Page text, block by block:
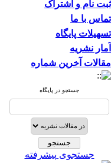
ثبت نام و اشتراک
تماس با ما
تسهیلات پایگاه
آمار نشریه
مقالات آخرین شماره
جستجو در پایگاه
جستجوی پیشرفته